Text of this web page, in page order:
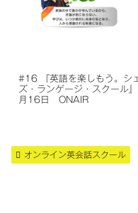
#16 『英語を楽しもう。シ
ズ・ランゲージ・スクール
月16日 ONAIR
オンライン英会話スクール